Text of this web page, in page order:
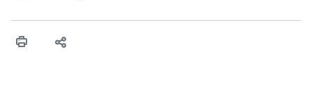
vonni az ebek viselkedésének megítélésében jártas szakértőt.